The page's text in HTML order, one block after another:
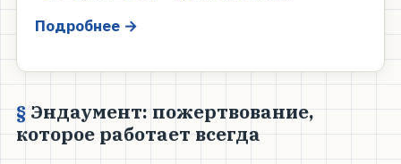
Подробнее →
Эндаумент: пожертвование,
которое работает всегда